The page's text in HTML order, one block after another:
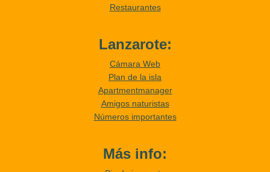
Restaurantes
Lanzarote:
Cámara Web
Plan de la isla
Apartmentmanager
Amigos naturistas
Números importantes
Más info: